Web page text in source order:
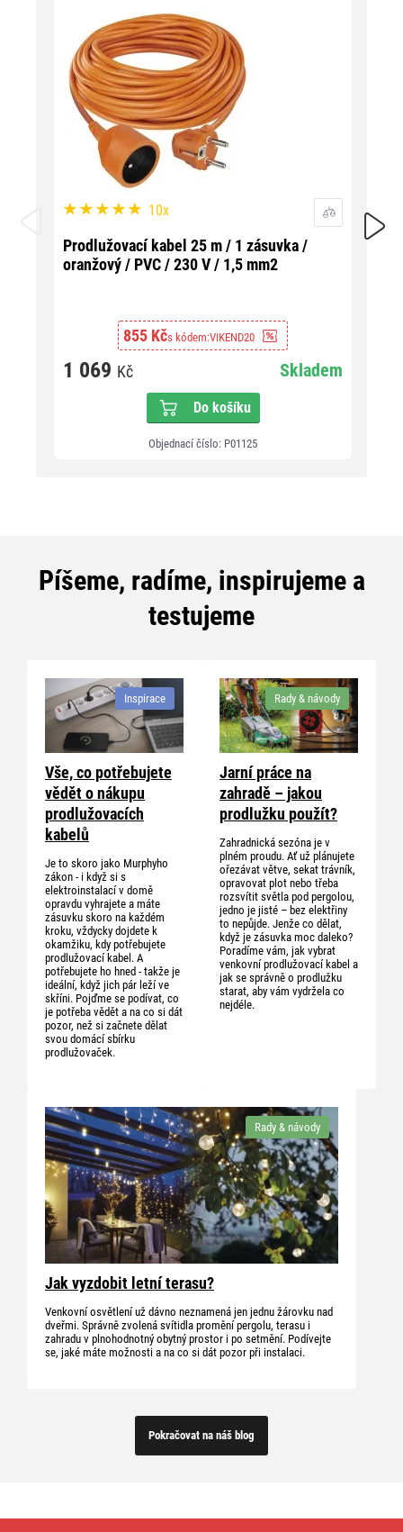
10x
Prodlužovací kabel 25 m / 1 zásuvka /
oranžový / PVC / 230 V / 1,5 mm2
855 Kčs kódem:VIKEND20
1 069 Kč Skladem
Do košíku
Objednací číslo: P01125
Píšeme, radíme, inspirujeme a
testujeme
Inspirace
Vše, co potřebujete
vědět o nákupu
prodlužovacích
kabelů
Je to skoro jako Murphyho
zákon - i když si s
elektroinstalací v domě
opravdu vyhrajete a máte
zásuvku skoro na každém
kroku, vždycky dojdete k
okamžiku, kdy potřebujete
prodlužovací kabel. A
potřebujete ho hned - takže je
ideální, když jich pár leží ve
skříni. Pojďme se podívat, co
je potřeba vědět a na co si dát
pozor, než si začnete dělat
svou domácí sbírku
prodlužovaček.
Rady & návody
Jarní práce na
zahradě – jakou
prodlužku použít?
Zahradnická sezóna je v
plném proudu. Ať už plánujete
ořezávat větve, sekat trávník,
opravovat plot nebo třeba
rozsvítit světla pod pergolou,
jedno je jisté – bez elektřiny
to nepůjde. Jenže co dělat,
když je zásuvka moc daleko?
Poradíme vám, jak vybrat
venkovní prodlužovací kabel a
jak se správně o prodlužku
starat, aby vám vydržela co
nejdéle.
Rady & návody
Jak vyzdobit letní terasu?
Venkovní osvětlení už dávno neznamená jen jednu žárovku nad
dveřmi. Správně zvolená svítidla promění pergolu, terasu i
zahradu v plnohodnotný obytný prostor i po setmění. Podívejte
se, jaké máte možnosti a na co si dát pozor při instalaci.
Pokračovat na náš blog